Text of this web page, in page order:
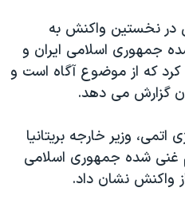
در نخستین واکنش به
جمهوری اسلامی ایران و
کرد که از موضوع آگاه است و
گزارش می دهد.
وزیر خارجه بریتانیا
غنی شده جمهوری اسلامی
واکنش نشان داد.